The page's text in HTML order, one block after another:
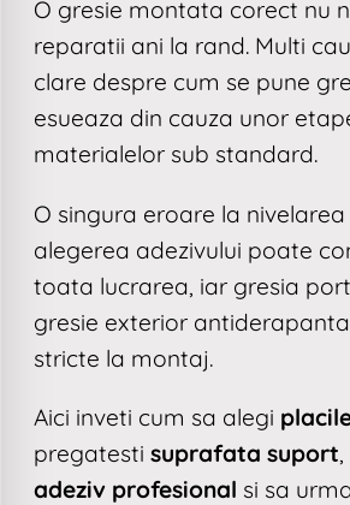
O gresie montata corect nu
reparatii ani la rand. Multi
clare despre cum se pune
esueaza din cauza unor
materialelor sub standard.
O singura eroare la
alegerea adezivului poate
toata lucrarea, iar gresia
gresie exterior
stricte la montaj.
Aici inveti cum sa alegi
pregatesti suprafata suport
adeziv profesional si sa